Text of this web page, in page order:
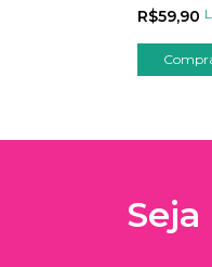
R$59,90